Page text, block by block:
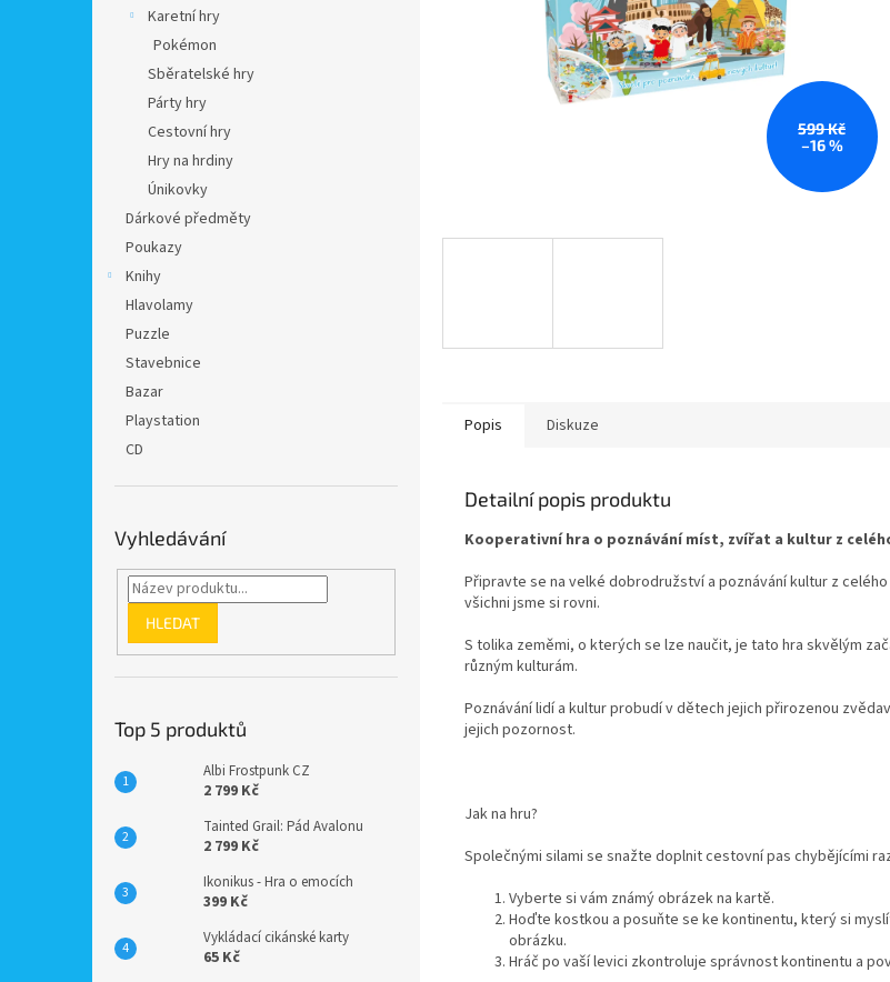
Karetní hry
Pokémon
Sběratelské hry
Párty hry
Cestovní hry
Hry na hrdiny
Únikovky
Dárkové předměty
Poukazy
Knihy
Hlavolamy
Puzzle
Stavebnice
Bazar
Playstation
CD
Vyhledávání
HLEDAT
Top 5 produktů
Albi Frostpunk CZ
2 799 Kč
Tainted Grail: Pád Avalonu
2 799 Kč
Ikonikus - Hra o emocích
399 Kč
Vykládací cikánské karty
65 Kč
599 Kč
–16 %
Popis Diskuze
Detailní popis produktu
Kooperativní hra o poznávání míst, zvířat a kultur z
Připravte se na velké dobrodružství a poznávání kultur z
všichni jsme si rovni.
S tolika zeměmi, o kterých se lze naučit, je tato hra skvělým
různým kulturám.
Poznávání lidí a kultur probudí v dětech jejich přirozenou
jejich pozornost.
Jak na hru?
Společnými silami se snažte doplnit cestovní pas chybějícími
Vyberte si vám známý obrázek na kartě.
Hoďte kostkou a posuňte se ke kontinentu, který si
obrázku.
Hráč po vaší levici zkontroluje správnost kontinentu a